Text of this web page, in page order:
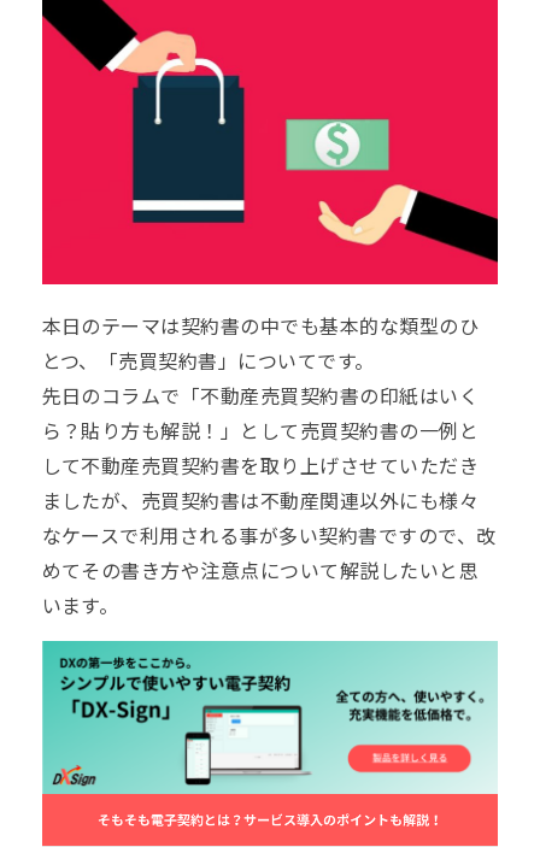
本日のテーマは契約書の中でも基本的な類型のひ
とつ、「売買契約書」についてです。
先日のコラムで 「不動産売買契約書の印紙はいく
ら？貼り方も解説！」 として売買契約書の一例と
して不動産売買契約書を取り上げさせていただき
ましたが、売買契約書は不動産関連以外にも様々
なケースで利用される事が多い契約書ですので、改
めてその書き方や注意点について解説したいと思
います。